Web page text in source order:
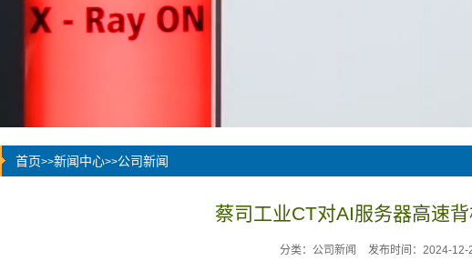
首页>>新闻中心>>公司新闻
蔡司工业CT对AI服务器高速
分类：公司新闻 发布时间：2024-12-